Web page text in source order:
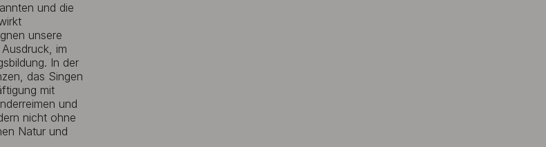
und die
unsere
im
In der
das Singen
mit
und
nicht ohne
Natur und